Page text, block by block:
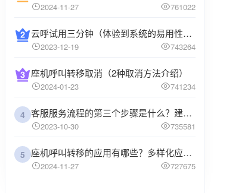
2024-11-27 761022
云呼试用三分钟（体验到系统的易用性和高效性）
2023-12-19 743264
座机呼叫转移取消（2种取消方法介绍）
2024-01-23 741234
4 客服服务流程的第三个步骤是什么？建议企业阅读
2023-10-30 735581
5 座机呼叫转移的应用有哪些？多样化应用场景解析
2024-11-27 727675